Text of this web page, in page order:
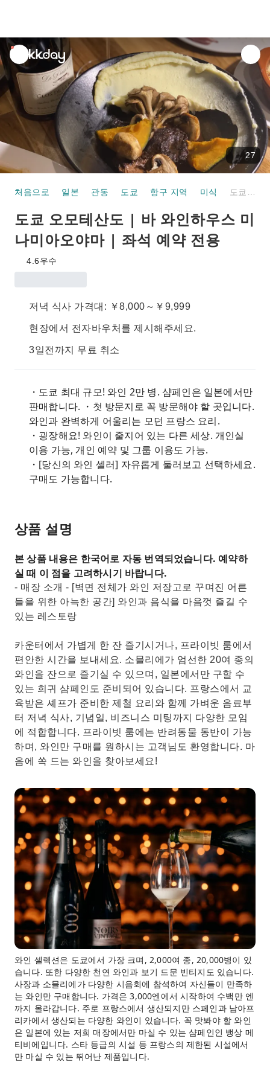
unread
notifications
27
처음으로 일본 관동 도쿄 항구 지역 미식
도쿄 오모테산도 | 바 와인하우스 미
나미아오야마 | 좌석 예약 전용
4.6우수
저녁 식사 가격대: ￥8,000～￥9,999
현장에서 전자바우처를 제시해주세요.
3일전까지 무료 취소
・도쿄 최대 규모! 와인 2만 병. 샴페인은 일본에서만
판매합니다. ・첫 방문지로 꼭 방문해야 할 곳입니다.
와인과 완벽하게 어울리는 모던 프랑스 요리.
・굉장해요! 와인이 줄지어 있는 다른 세상. 개인실
이용 가능, 개인 예약 및 그룹 이용도 가능.
・[당신의 와인 셀러] 자유롭게 둘러보고 선택하세요.
구매도 가능합니다.
상품 설명
본 상품 내용은 한국어로 자동 번역되었습니다. 예약하
실 때 이 점을 고려하시기 바랍니다.
- 매장 소개 - [벽면 전체가 와인 저장고로 꾸며진 어른
들을 위한 아늑한 공간] 와인과 음식을 마음껏 즐길 수
있는 레스토랑
카운터에서 가볍게 한 잔 즐기시거나, 프라이빗 룸에서
편안한 시간을 보내세요. 소믈리에가 엄선한 20여 종의
와인을 잔으로 즐기실 수 있으며, 일본에서만 구할 수
있는 희귀 샴페인도 준비되어 있습니다. 프랑스에서 교
육받은 셰프가 준비한 제철 요리와 함께 가벼운 음료부
터 저녁 식사, 기념일, 비즈니스 미팅까지 다양한 모임
에 적합합니다. 프라이빗 룸에는 반려동물 동반이 가능
하며, 와인만 구매를 원하시는 고객님도 환영합니다. 마
음에 쏙 드는 와인을 찾아보세요!
와인 셀렉션은 도쿄에서 가장 크며, 2,000여 종, 20,000병이 있
습니다. 또한 다양한 천연 와인과 보기 드문 빈티지도 있습니다.
사장과 소믈리에가 다양한 시음회에 참석하여 자신들이 만족하
는 와인만 구매합니다. 가격은 3,000엔에서 시작하여 수백만 엔
까지 올라갑니다. 주로 프랑스에서 생산되지만 스페인과 남아프
리카에서 생산되는 다양한 와인이 있습니다. 꼭 맛봐야 할 와인
은 일본에 있는 저희 매장에서만 마실 수 있는 샴페인인 뱅상 메
티비에입니다. 스타 등급의 시설 등 프랑스의 제한된 시설에서
만 마실 수 있는 뛰어난 제품입니다.